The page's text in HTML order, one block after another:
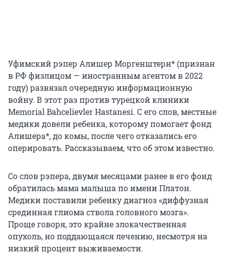
Уфимский рэпер Алишер Моргенштерн* (признан
в РФ физлицом — иностранным агентом в 2022
году) развязал очередную информационную
войну. В этот раз против турецкой клиники
Memorial Bahcelievler Hastanesi. С его слов, местные
медики довели ребенка, которому помогает фонд
Алишера*, до комы, после чего отказались его
оперировать. Рассказываем, что об этом известно.
Со слов рэпера, двумя месяцами ранее в его фонд
обратилась мама малыша по имени Платон.
Медики поставили ребенку диагноз «диффузная
срединная глиома ствола головного мозга».
Проще говоря, это крайне злокачественная
опухоль, но поддающаяся лечению, несмотря на
низкий процент выживаемости.